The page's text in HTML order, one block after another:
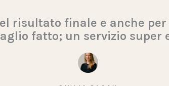
risultato finale e anche
fatto; un servizio super